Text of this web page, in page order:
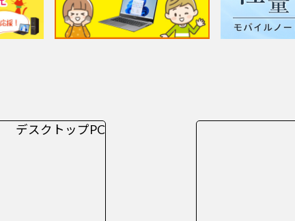
デスクトップPC